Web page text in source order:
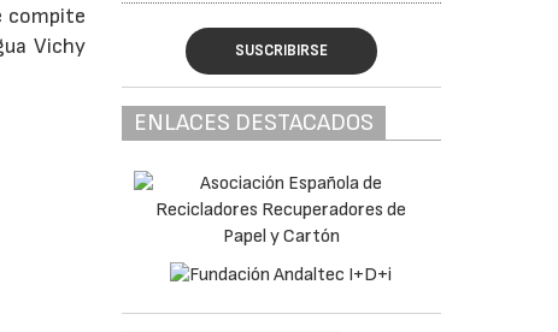
compite
Vichy
SUSCRIBIRSE
ENLACES DESTACADOS